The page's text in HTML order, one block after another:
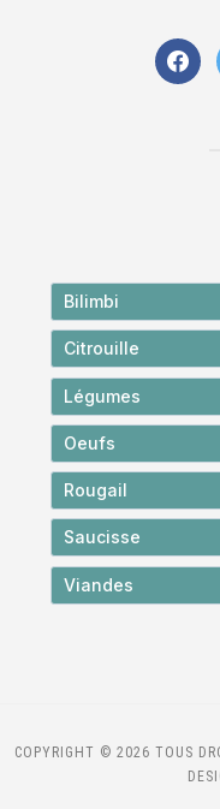
Bilimbi
Citrouille
Légumes
Oeufs
Rougail
Saucisse
Viandes
COPYRIGHT © 2026 TOUS